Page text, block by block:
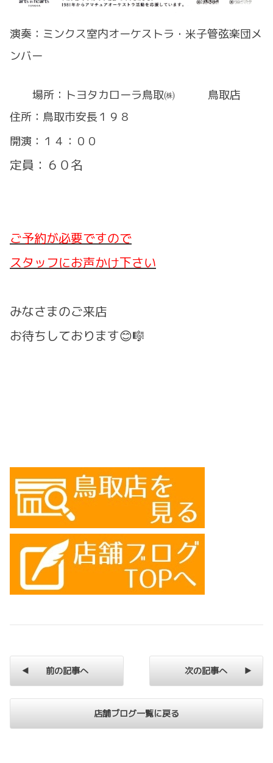
演奏：ミンクス室内オーケストラ・米子管弦楽団メ
ンバー
場所：トヨタカローラ鳥取㈱ 鳥取店
住所：鳥取市安長１９８
​​​​​開演：１４：００
定員：６０名
ご予約が必要ですので
スタッフにお声かけ下さい
みなさまのご来店
お待ちしております😊🎼
前の記事へ
店舗ブログ一覧に戻る
次の記事へ